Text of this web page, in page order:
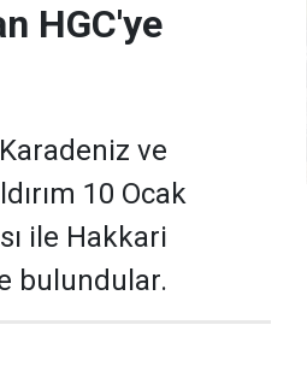
HGC'ye
ve
10 Ocak
ile Hakkari
bulundular.